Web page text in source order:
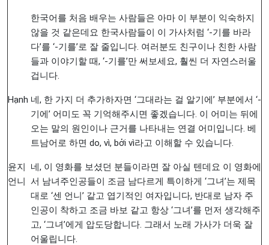
한국어를 처음 배우는 사람들은 아마 이 부분이 익숙하지
않을 것 같은데요 한국사람들이 이 가사처럼 ‘-기를 바라
다’를 ‘-기를’로 잘 줄입니다. 여러분도 친구이나 친한 사람
들과 이야기할 때, ‘-기를’만 써보세요, 훨씬 더 자연스러울
겁니다.
Hạnh 네, 한 가지 더 추가하자면 ‘그대라는 걸 알기에’ 부분에서 ‘-
기에’ 어미도 꼭 기억해주시면 좋겠습니다. 이 어미는 뒤에
오는 말의 원인이나 근거를 나타내는 연결 어미입니다. 베
트남어로 하면 do, vì, bởi vì라고 이해할 수 있습니다.
윤지
언니
네, 이 영화를 보셨던 분들이라면 잘 아실 텐데요 이 영화에
서 남녀주인공들이 조금 남다르게 특이하게 ‘그녀’는 제목
대로 ‘센 언니’ 같고 엽기적인 여자입니다, 반대로 남자 주
인공이 착하고 조금 바보 같고 항상 ‘그녀’를 먼저 생각해주
고, ‘그녀’에게 압도당합니다. 그래서 노래 가사가 더욱 잘
어울립니다.